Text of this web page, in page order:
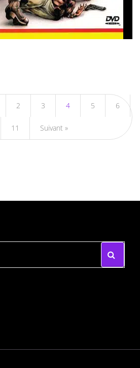
2 3 4 5 6
11 Suivant »